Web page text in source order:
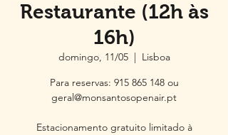
Restaurante (12h às
16h)
domingo, 11/05
  |
Lisboa
Para reservas: 915 865 148 ou
geral@monsantosopenair.pt
Estacionamento gratuito limitado à